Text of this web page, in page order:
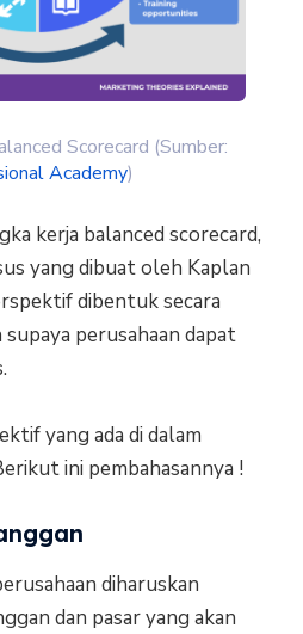
Scorecard (Sumber:
Academy)
kerja balanced scorecard,
yang dibuat oleh Kaplan
dibentuk secara
perusahaan dapat
yang ada di dalam
ini pembahasannya !
diharuskan
dan pasar yang akan